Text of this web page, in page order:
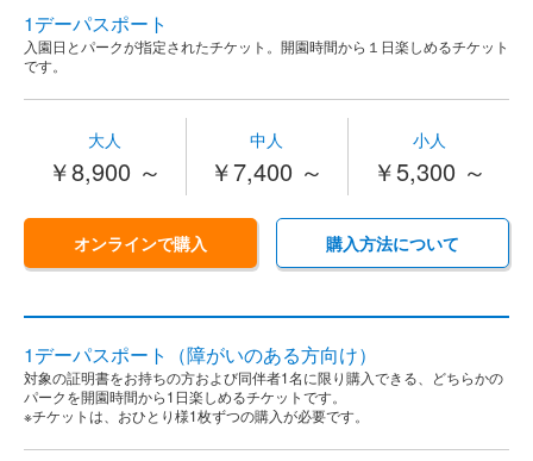
1デーパスポート
入園日とパークが指定されたチケット。開園時間から１日楽しめるチケット
です。
大人
￥8,900 ～
中人
￥7,400 ～
小人
￥5,300 ～
オンラインで購入 購入方法について
1デーパスポート（障がいのある方向け）
対象の証明書をお持ちの方および同伴者1名に限り購入できる、どちらかの
パークを開園時間から1日楽しめるチケットです。
※チケットは、おひとり様1枚ずつの購入が必要です。